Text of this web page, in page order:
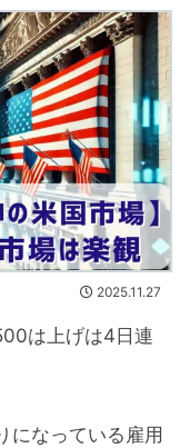
2025.11.27
は上げは4日連
になっている雇用